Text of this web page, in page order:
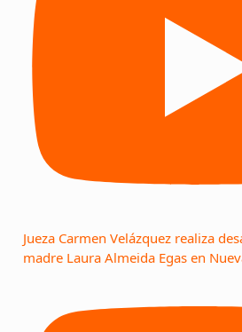
Jueza Carmen Velázquez realiza
madre Laura Almeida Egas en